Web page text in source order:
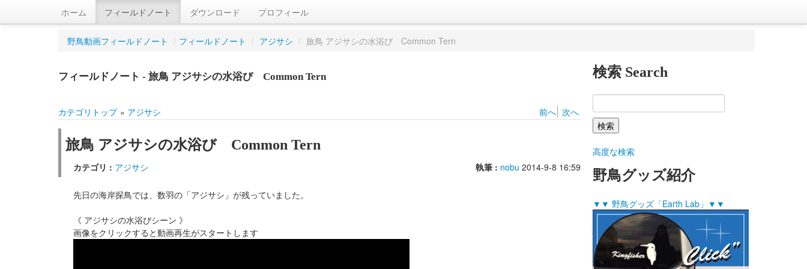
ホーム フィールドノート ダウンロード プロフィール
野鳥動画フィールドノート / フィールドノート / アジサシ / 旅鳥 アジサシの水浴び Common Tern
フィールドノート - 旅鳥 アジサシの水浴び Common Tern
カテゴリトップ » アジサシ 前へ 次へ
旅鳥 アジサシの水浴び Common Tern
カテゴリ : アジサシ 執筆 : nobu 2014-9-8 16:59
先日の海岸探鳥では、数羽の「アジサシ」が残っていました。
《 アジサシの水浴びシーン 》
画像をクリックすると動画再生がスタートします
検索 Search
高度な検索
野鳥グッズ紹介
▼▼ 野鳥グッズ「Earth Lab」▼▼